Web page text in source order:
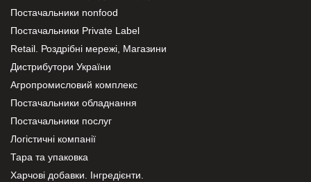
Постачальники nonfood
Постачальники Private Label
Retail. Роздрібні мережі, Магазини
Дистрибутори України
Агропромисловий комплекс
Постачальники обладнання
Постачальники послуг
Логістичні компанії
Тара та упаковка
Харчові добавки. Інгредієнти.